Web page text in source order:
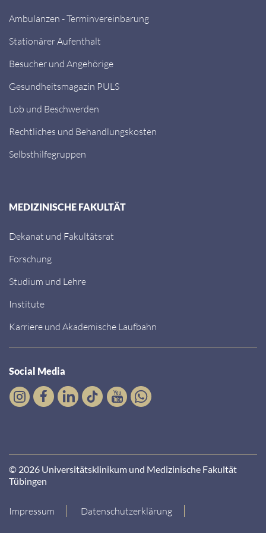
Ambulanzen - Terminvereinbarung
Stationärer Aufenthalt
Besucher und Angehörige
Gesundheitsmagazin PULS
Lob und Beschwerden
Rechtliches und Behandlungskosten
Selbsthilfegruppen
MEDIZINISCHE FAKULTÄT
Dekanat und Fakultätsrat
Forschung
Studium und Lehre
Institute
Karriere und Akademische Laufbahn
Social Media
© 2026 Universitätsklinikum und Medizinische Fakultät
Tübingen
Impressum Datenschutzerklärung